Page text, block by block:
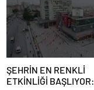
ŞEHRİN EN RENKLİ
ETKİNLİĞİ BAŞLIYOR: